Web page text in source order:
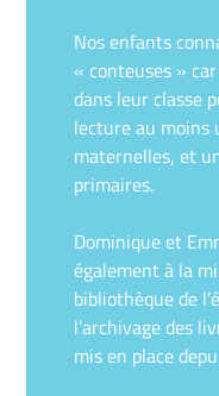
Nos enfants
« conteuses »
dans leur classe
lecture au moins
maternelles, et
primaires.
Dominique et
également à la
bibliothèque de
l’archivage des
mis en place